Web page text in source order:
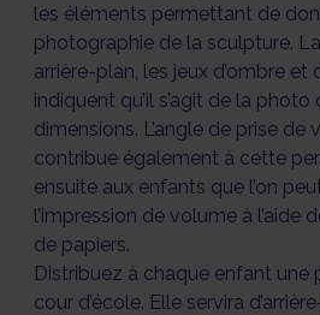
les éléments permettant de
photographie de la sculpture. La
arrière-plan, les jeux d’ombre et
indiquent qu’il s’agit de la
dimensions. L’angle de prise
contribue également à cette
ensuite aux enfants que l’on
l’impression de volume à l’aide
de papiers.
Distribuez à chaque enfant une
cour d’école. Elle servira